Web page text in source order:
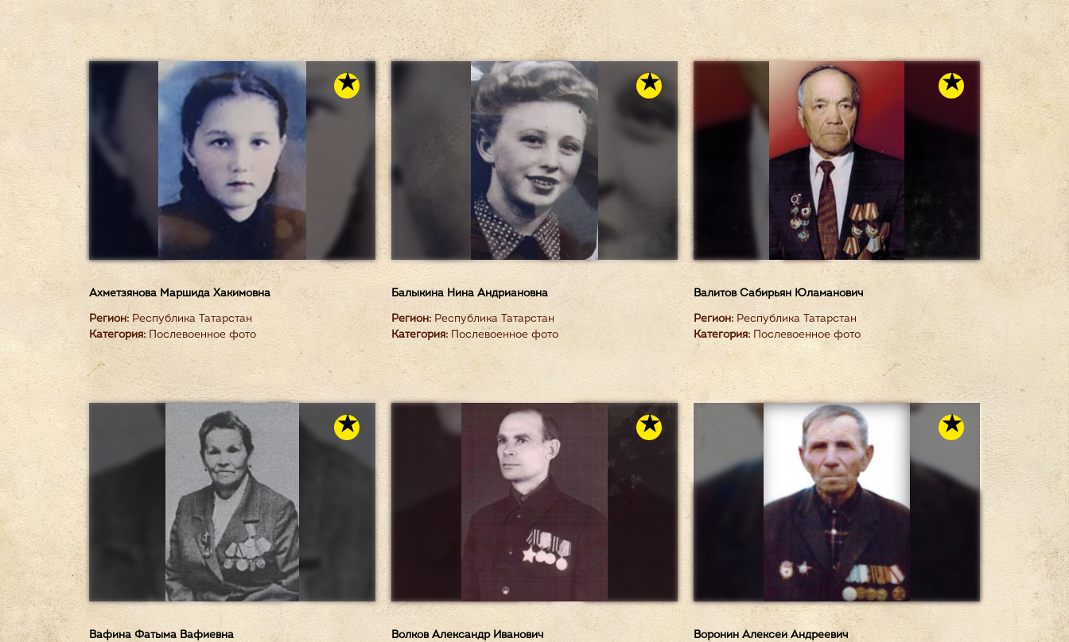
Ахметзянова Маршида Хакимовна
Регион: Республика Татарстан
Категория: Послевоенное фото
Балыкина Нина Андриановна
Регион:Республика Татарстан
Категория:Послевоенное фото
Валитов Сабирьян Юламанович
Регион:Республика Татарстан
Категория:Послевоенное фото
Вафина Фатыма Вафиевна Волков Александр Иванович Воронин Алексей Андреевич